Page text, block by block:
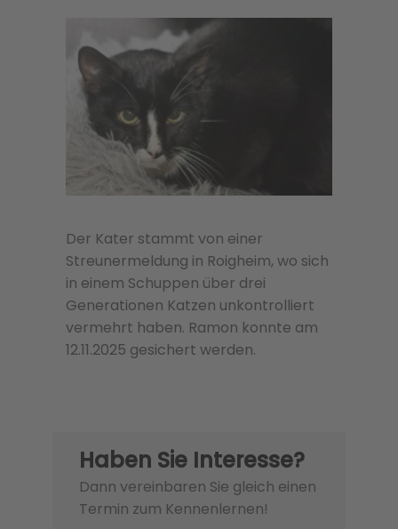
Der Kater stammt von einer
Streunermeldung in Roigheim, wo sich
in einem Schuppen über drei
Generationen Katzen unkontrolliert
vermehrt haben. Ramon konnte am
12.11.2025 gesichert werden.
Haben Sie Interesse?
Dann vereinbaren Sie gleich einen
Termin zum Kennenlernen!